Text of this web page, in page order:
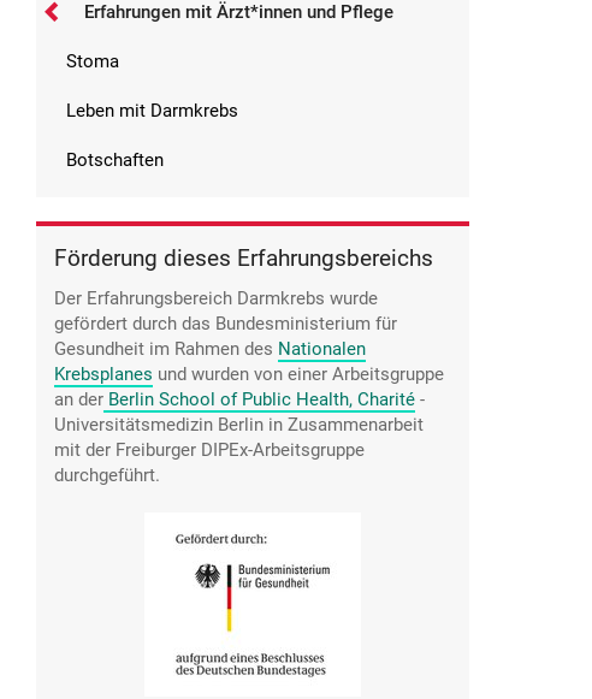
Erfahrungen mit Ärzt*innen und Pflege
Stoma
Leben mit Darmkrebs
Botschaften
Förderung dieses Erfahrungsbereichs
Der Erfahrungsbereich Darmkrebs wurde
gefördert durch das Bundesministerium für
Gesundheit im Rahmen des Nationalen
Krebsplanes und wurden von einer Arbeitsgruppe
an der Berlin School of Public Health, Charité -
Universitätsmedizin Berlin in Zusammenarbeit
mit der Freiburger DIPEx-Arbeitsgruppe
durchgeführt.